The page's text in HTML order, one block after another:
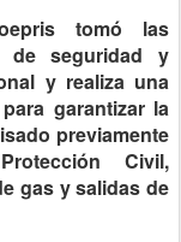
tomó las
de seguridad y
y realiza una
garantizar la
previamente
Civil,
gas y salidas de